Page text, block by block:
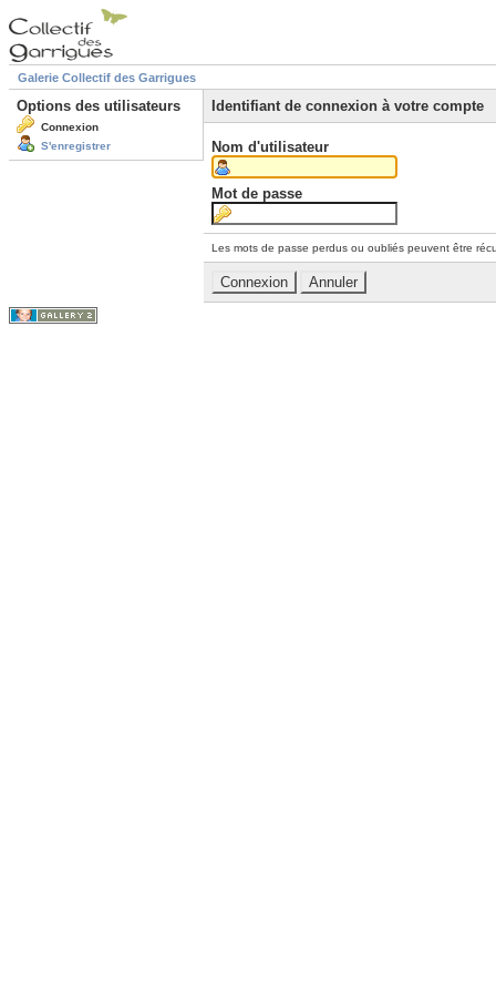
Galerie Collectif des Garrigues
Options des utilisateurs
Connexion
S'enregistrer
Identifiant de connexion à votre compte
Nom d'utilisateur
Mot de passe
Les mots de passe perdus ou oubliés peuvent être